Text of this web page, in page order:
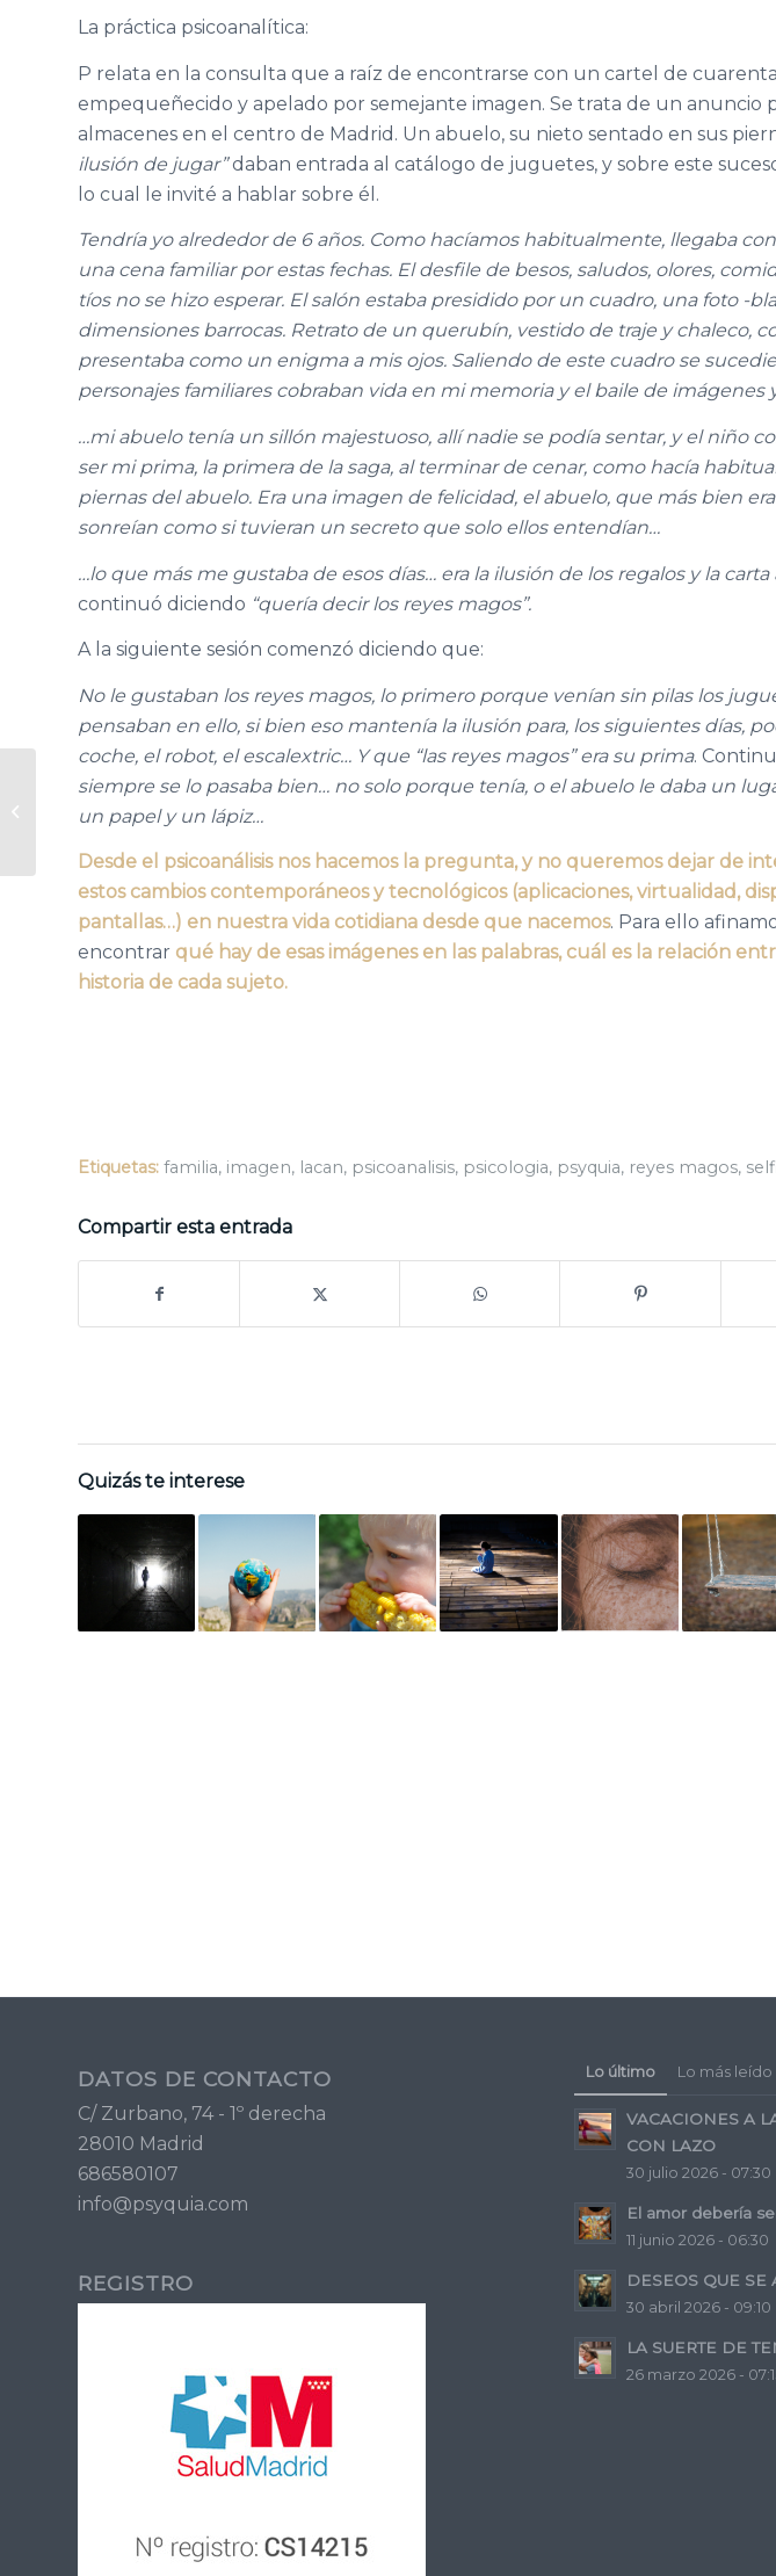
La práctica psicoanalítica:
P relata en la consulta que a raíz de encontrarse con un cartel de
empequeñecido y apelado por semejante imagen. Se trata de un anuncio
almacenes en el centro de Madrid. Un abuelo, su nieto sentado en sus
ilusión de jugar”daban entrada al catálogo de juguetes, y sobre este
lo cual le invité a hablar sobre él.
Tendría yo alrededor de 6 años. Como hacíamos habitualmente, llegaba
una cena familiar por estas fechas. El desfile de besos, saludos, olores,
tíos no se hizo esperar. El salón estaba presidido por un cuadro, una foto -
dimensiones barrocas. Retrato de un querubín, vestido de traje y chaleco,
presentaba como un enigma a mis ojos. Saliendo de este cuadro se
personajes familiares cobraban vida en mi memoria y el baile de imágenes
…mi abuelo tenía un sillón majestuoso, allí nadie se podía sentar, y el niño
ser mi prima, la primera de la saga, al terminar de cenar, como hacía
piernas del abuelo. Era una imagen de felicidad, el abuelo, que más bien
sonreían como si tuvieran un secreto que solo ellos entendían…
…lo que más me gustaba de esos días… era la ilusión de los regalos y la carta
continuó diciendo “quería decir los reyes magos”.
A la siguiente sesión comenzó diciendo que:
No le gustaban los reyes magos, lo primero porque venían sin pilas los
pensaban en ello, si bien eso mantenía la ilusión para, los siguientes días,
coche, el robot, el escalextric… Y que “las reyes magos” era su prima.
siempre se lo pasaba bien… no solo porque tenía, o el abuelo le daba un
un papel y un lápiz…
Desde el psicoanálisis nos hacemos la pregunta, y no queremos dejar de
estos cambios contemporáneos y tecnológicos (aplicaciones, virtualidad,
pantallas…) en nuestra vida cotidiana desde que nacemos. Para ello
encontrar qué hay de esas imágenes en las palabras, cuál es la relación
historia de cada sujeto.
Etiquetas: familia, imagen, lacan, psicoanalisis, psicologia, psyquia, reyes magos,
Compartir esta entrada
Quizás te interese
DATOS DE CONTACTO
C/ Zurbano, 74 - 1º derecha
28010 Madrid
686580107
info@psyquia.com
REGISTRO
Lo último Lo más leído
VACACIONES A
CON LAZO
30 julio 2026 - 07:30
El amor debería
11 junio 2026 - 06:30
DESEOS QUE
30 abril 2026 - 09:10
LA SUERTE DE
26 marzo 2026 -
HABLAR, UN EFECTO
DEL AFECTO